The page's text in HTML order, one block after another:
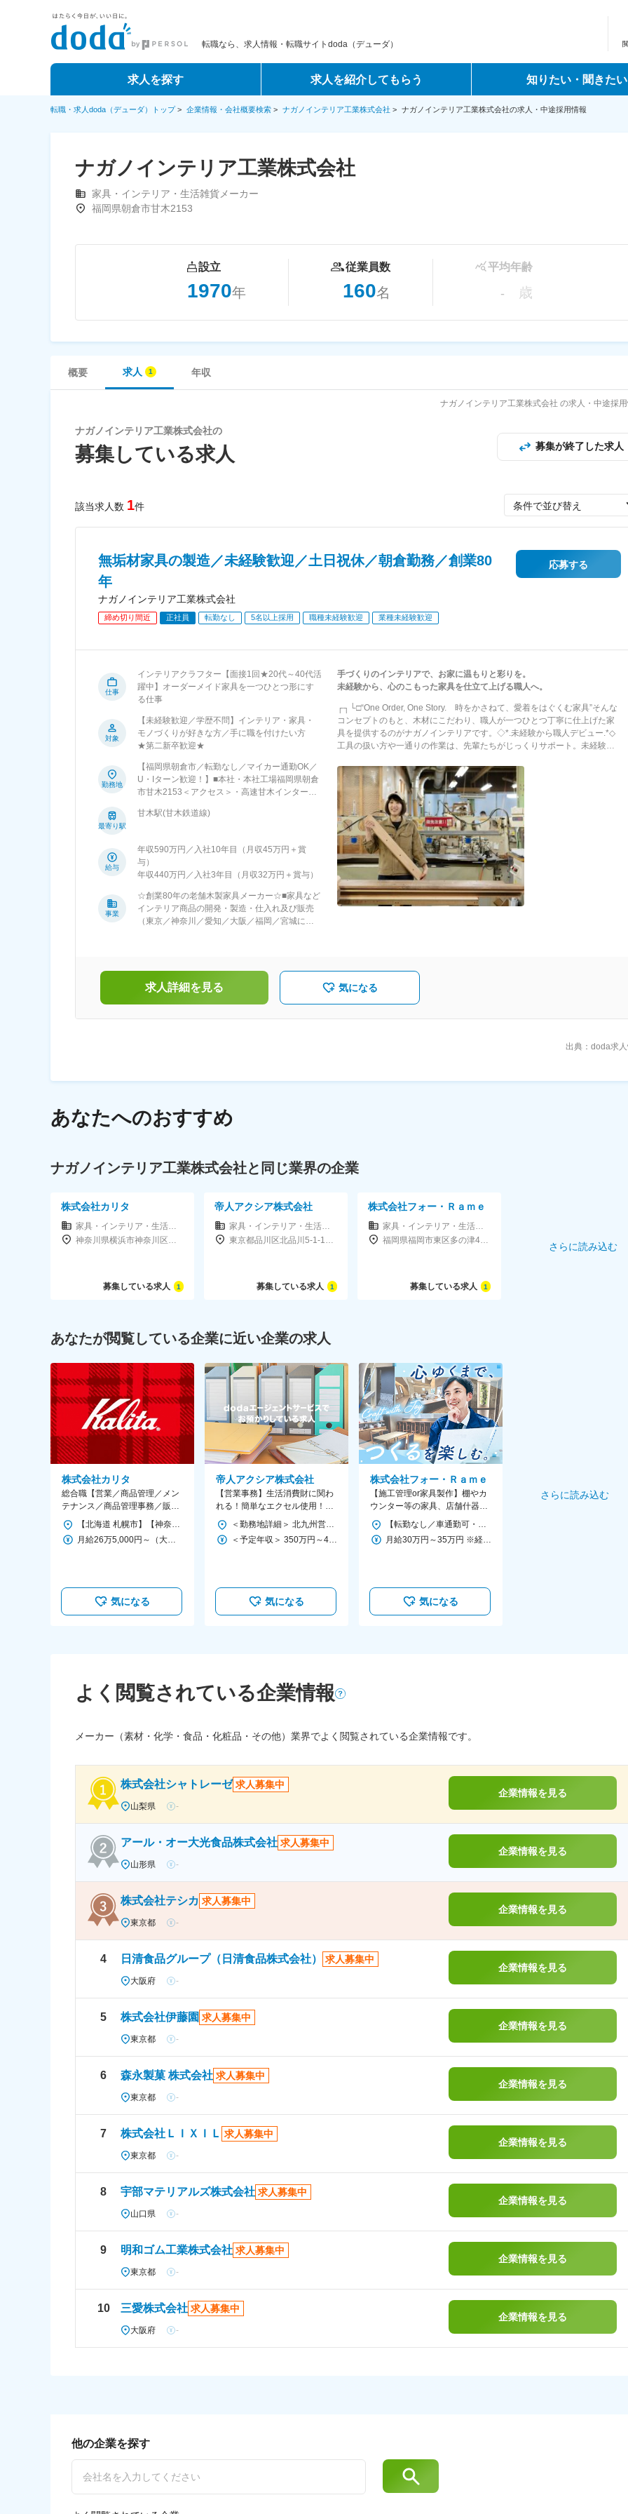
転職なら、求人情報・転職サイトdoda（デューダ）
求人を探す 求人を紹介してもらう 知りたい・聞きたい
転職・求人doda（デューダ）トップ> 企業情報・会社概要検索 > ナガノインテリア工業株式会社 > ナガノインテリア工業株式会社の求人・中途採用情報
ナガノインテリア工業株式会社
家具・インテリア・生活雑貨メーカー
福岡県朝倉市甘木2153
設立
1970年
従業員数
160名
平均年齢
- 歳
概要 求人 年収
ナガノインテリア工業株式会社 の求人・中途採
ナガノインテリア工業株式会社の
募集している求人 募集が終了した求人
該当求人数 1件 条件で並び替え
無垢材家具の製造／未経験歓迎／土日祝休／朝倉勤務／創業80
年
ナガノインテリア工業株式会社
応募する
締め切り間近 正社員 転勤なし 5名以上採用 職種未経験歓迎 業種未経験歓迎
仕事
インテリアクラフター【面接1回★20代～40代活
躍中】オーダーメイド家具を一つひとつ形にす
る仕事
対象
【未経験歓迎／学歴不問】インテリア・家具・
モノづくりが好きな方／手に職を付けたい方
★第二新卒歓迎★
勤務地
【福岡県朝倉市／転勤なし／マイカー通勤OK／
U・Iターン歓迎！】■本社・本社工場福岡県朝倉
市甘木2153＜アクセス＞・高速甘木インターよ
りタクシーで5分・西鉄バス「甘木」より徒歩5
ゆったりした空気が流れる朝倉。そんなのどか
な場所ながら、中心地にはさまざまな飲食店や
専門店もあります。九州最大都市である福岡市
内へも、電車やバスで1時間以内！自然と都会の
いいとこどりができる環境で、イチからスター
トをきった先輩社員も多くいます！受動喫煙対
最寄り駅
甘木駅(甘木鉄道線)
給与
年収590万円／入社10年目（月収45万円＋賞
与）
年収440万円／入社3年目（月収32万円＋賞与）
事業
☆創業80年の老舗木製家具メーカー☆■家具など
インテリア商品の開発・製造・仕入れ及び販売
（東京／神奈川／愛知／大阪／福岡／宮城に実
み、大切な思い出をはぐくむ家具。天然木の無
垢材で、機能性の高いデザインと自由にカスタ
マイズできるオーダー家具を製作しています。
手づくりのインテリアで、お家に温もりと彩りを。
未経験から、心のこもった家具を仕立て上げる職人へ。
┌┐└□“One Order, One Story. 時をかさねて、愛着をはぐくむ家具”そんな
コンセプトのもと、木材にこだわり、職人が一つひとつ丁寧に仕上げた家
具を提供するのがナガノインテリアです。◇*.未経験から職人デビュー.*◇
工具の扱い方や一通りの作業は、先輩たちがじっくりサポート。未経験か
を感じていただけるはずです！当社の家具職人は、20代～40代を中心に男
女問わず活躍中。気軽に声を掛けあいながら、日々丁寧に家具を仕上げて
います。＼当社の魅力／◎グローバルに展開！仕上げた家具は、国内外の
住宅やカフェ、ホテルなどを彩る存在に。世界中から約2000点もの家具が
集まる国際見本市『ミラノサローネ』にも出店。今後は海外への拡販も見
据えています！◎福岡へのU・Iターン入社の先輩も！職場は自然豊かでゆ
ったりした空気が流れる福岡県朝倉市。緑が多いのどかな場所ながら、中
心地には多様な飲食店や専門店もあり、福岡市内へも電車やバスで1時間以
内！ゆとりある理想的な働き方が叶います！
求人詳細を見る 気になる
出典：doda求
あなたへのおすすめ
ナガノインテリア工業株式会社と同じ業界の企業
株式会社カリタ
家具・インテリア・生活雑貨メーカー
神奈川県横浜市神奈川区子安通1-111-1（本社）
募集している求人 1
帝人アクシア株式会社
家具・インテリア・生活雑貨メーカー
東京都品川区北品川5-1-18住友不動産大崎ツインビル東館 6階
募集している求人 1
株式会社フォー・Ｒａｍｅ
家具・インテリア・生活雑貨メーカー
福岡県福岡市東区多の津4丁目5-12 2F
募集している求人 1
さらに読み込む
あなたが閲覧している企業に近い企業の求人
株式会社カリタ
総合職【営業／商品管理／メン
テナンス／商品管理事務／販
売】の いずれかのポジションを
お任せします！
【北海道 札幌市】【神奈川県 横浜市】【愛知県 名古屋市】【大阪府 大阪市】【福岡県 福岡市】希望を考慮致します。 ［札幌営業所］北海道札幌市白石区栄通17-16-1 ［本社］神奈川県横浜市神奈川区子安通1-111-1 ［名古屋営業所］愛知県名古屋市名東区上社1-605-103 ［大阪支店］大阪府大阪市淀川区西中島 6-9-27-202 ［福岡営業所］福岡県福岡市博多区博多駅南1-7-28 ［京浜センター］神奈川県横浜市都築区川向町1169-1 [営業] は 札幌営業所（北海道札幌市白石区）／ 本社（神奈川県横浜市神奈川区） 名古屋営業所（愛知県名古屋市名東区）／ 大阪支店（大阪府大阪市淀川区） 福岡営業所（福岡県福岡市博多区）での募集、 [商品管理] は 京浜センター（神奈川県横浜市都築区）での募集、 [メンテナンス] [商品管理事務] は 本社（神奈川県横浜市神奈川区）での募集、 [販売] は 横浜市内勤務での募集です。
月給26万5,000円～（大卒以上）月給24万円～（専門・短大卒）月給23万5,000円～（高卒） ※上記全てに 一律住宅手当・一律特別手当含む ※経験・能力等により 優遇
気になる
帝人アクシア株式会社
【営業事務】生活消費財に関わ
れる！簡単なエクセル使用！◆
残業10H以内・土日祝休・退職
金有・正社員◆
＜勤務地詳細＞ 北九州営業所 住所：福岡県北九州市小倉南区徳力新町2丁目16-16 勤務地最寄駅：北九州モノレール線／徳力公団前駅 受動喫煙対策：屋内全面禁煙 変更の範囲：会社の定める事業所
＜予定年収＞ 350万円～400万円 ＜賃金形態＞ 月給制 ＜賃金内訳＞ 月額（基本給）：210,000円～240,000円 ＜月給＞ 210,000円～240,000円 ＜昇給有無＞ 有 ＜残業手当＞ 有 ＜給与補足＞ ※予定年収はあくまでも目安の金額であり、選考を通じて変動する可能性があります。 ※上記年収は残業代（月平均10時間分）を含む想定金額です。 ■賞与：年2回 賃金はあくまでも目安の金額であり、選考を通じて上下する可能性があります。 月給(月額)は固定手当を含めた表記です。
気になる
株式会社フォー・Ｒａｍｅ
【施工管理or家具製作】棚やカ
ウンター等の家具、店舗什器、
建具など『オーダーメイド家
具』の製作・施工
【転勤なし／車通勤可・無料駐車場完備】 ■株式会社フォー・Rame 加工工場：福岡県福岡市東区松島4丁目8-16 （受動喫煙対策：屋内分煙／喫煙室あり） 《アクセス》 西日本鉄道貝塚線・福岡市地下鉄箱崎線「貝塚駅」から車で4分／徒歩15分 ★福岡駅からも車で12分程度！ 交通のアクセスが良く通勤しやすい立地です。 ★U・Iターンの方も歓迎します！
月給30万円～35万円 ※経験やスキルを考慮し、当社規定により決定します。
気になる
さらに読み込む
よく閲覧されている企業情報
メーカー（素材・化学・食品・化粧品・その他）業界でよく閲覧されている企業情報です。
株式会社シャトレーゼ 求人募集中
山梨県 -
企業情報を見る
アール・オー大光食品株式会社 求人募集中
山形県 -
企業情報を見る
株式会社テシカ 求人募集中
東京都 -
企業情報を見る
4 日清食品グループ（日清食品株式会社） 求人募集中
大阪府 -
企業情報を見る
5 株式会社伊藤園 求人募集中
東京都 -
企業情報を見る
6 森永製菓 株式会社 求人募集中
東京都 -
企業情報を見る
7 株式会社ＬＩＸＩＬ 求人募集中
東京都 -
企業情報を見る
8 宇部マテリアルズ株式会社 求人募集中
山口県 -
企業情報を見る
9 明和ゴム工業株式会社 求人募集中
東京都 -
企業情報を見る
10 三愛株式会社 求人募集中
大阪府 -
企業情報を見る
他の企業を探す